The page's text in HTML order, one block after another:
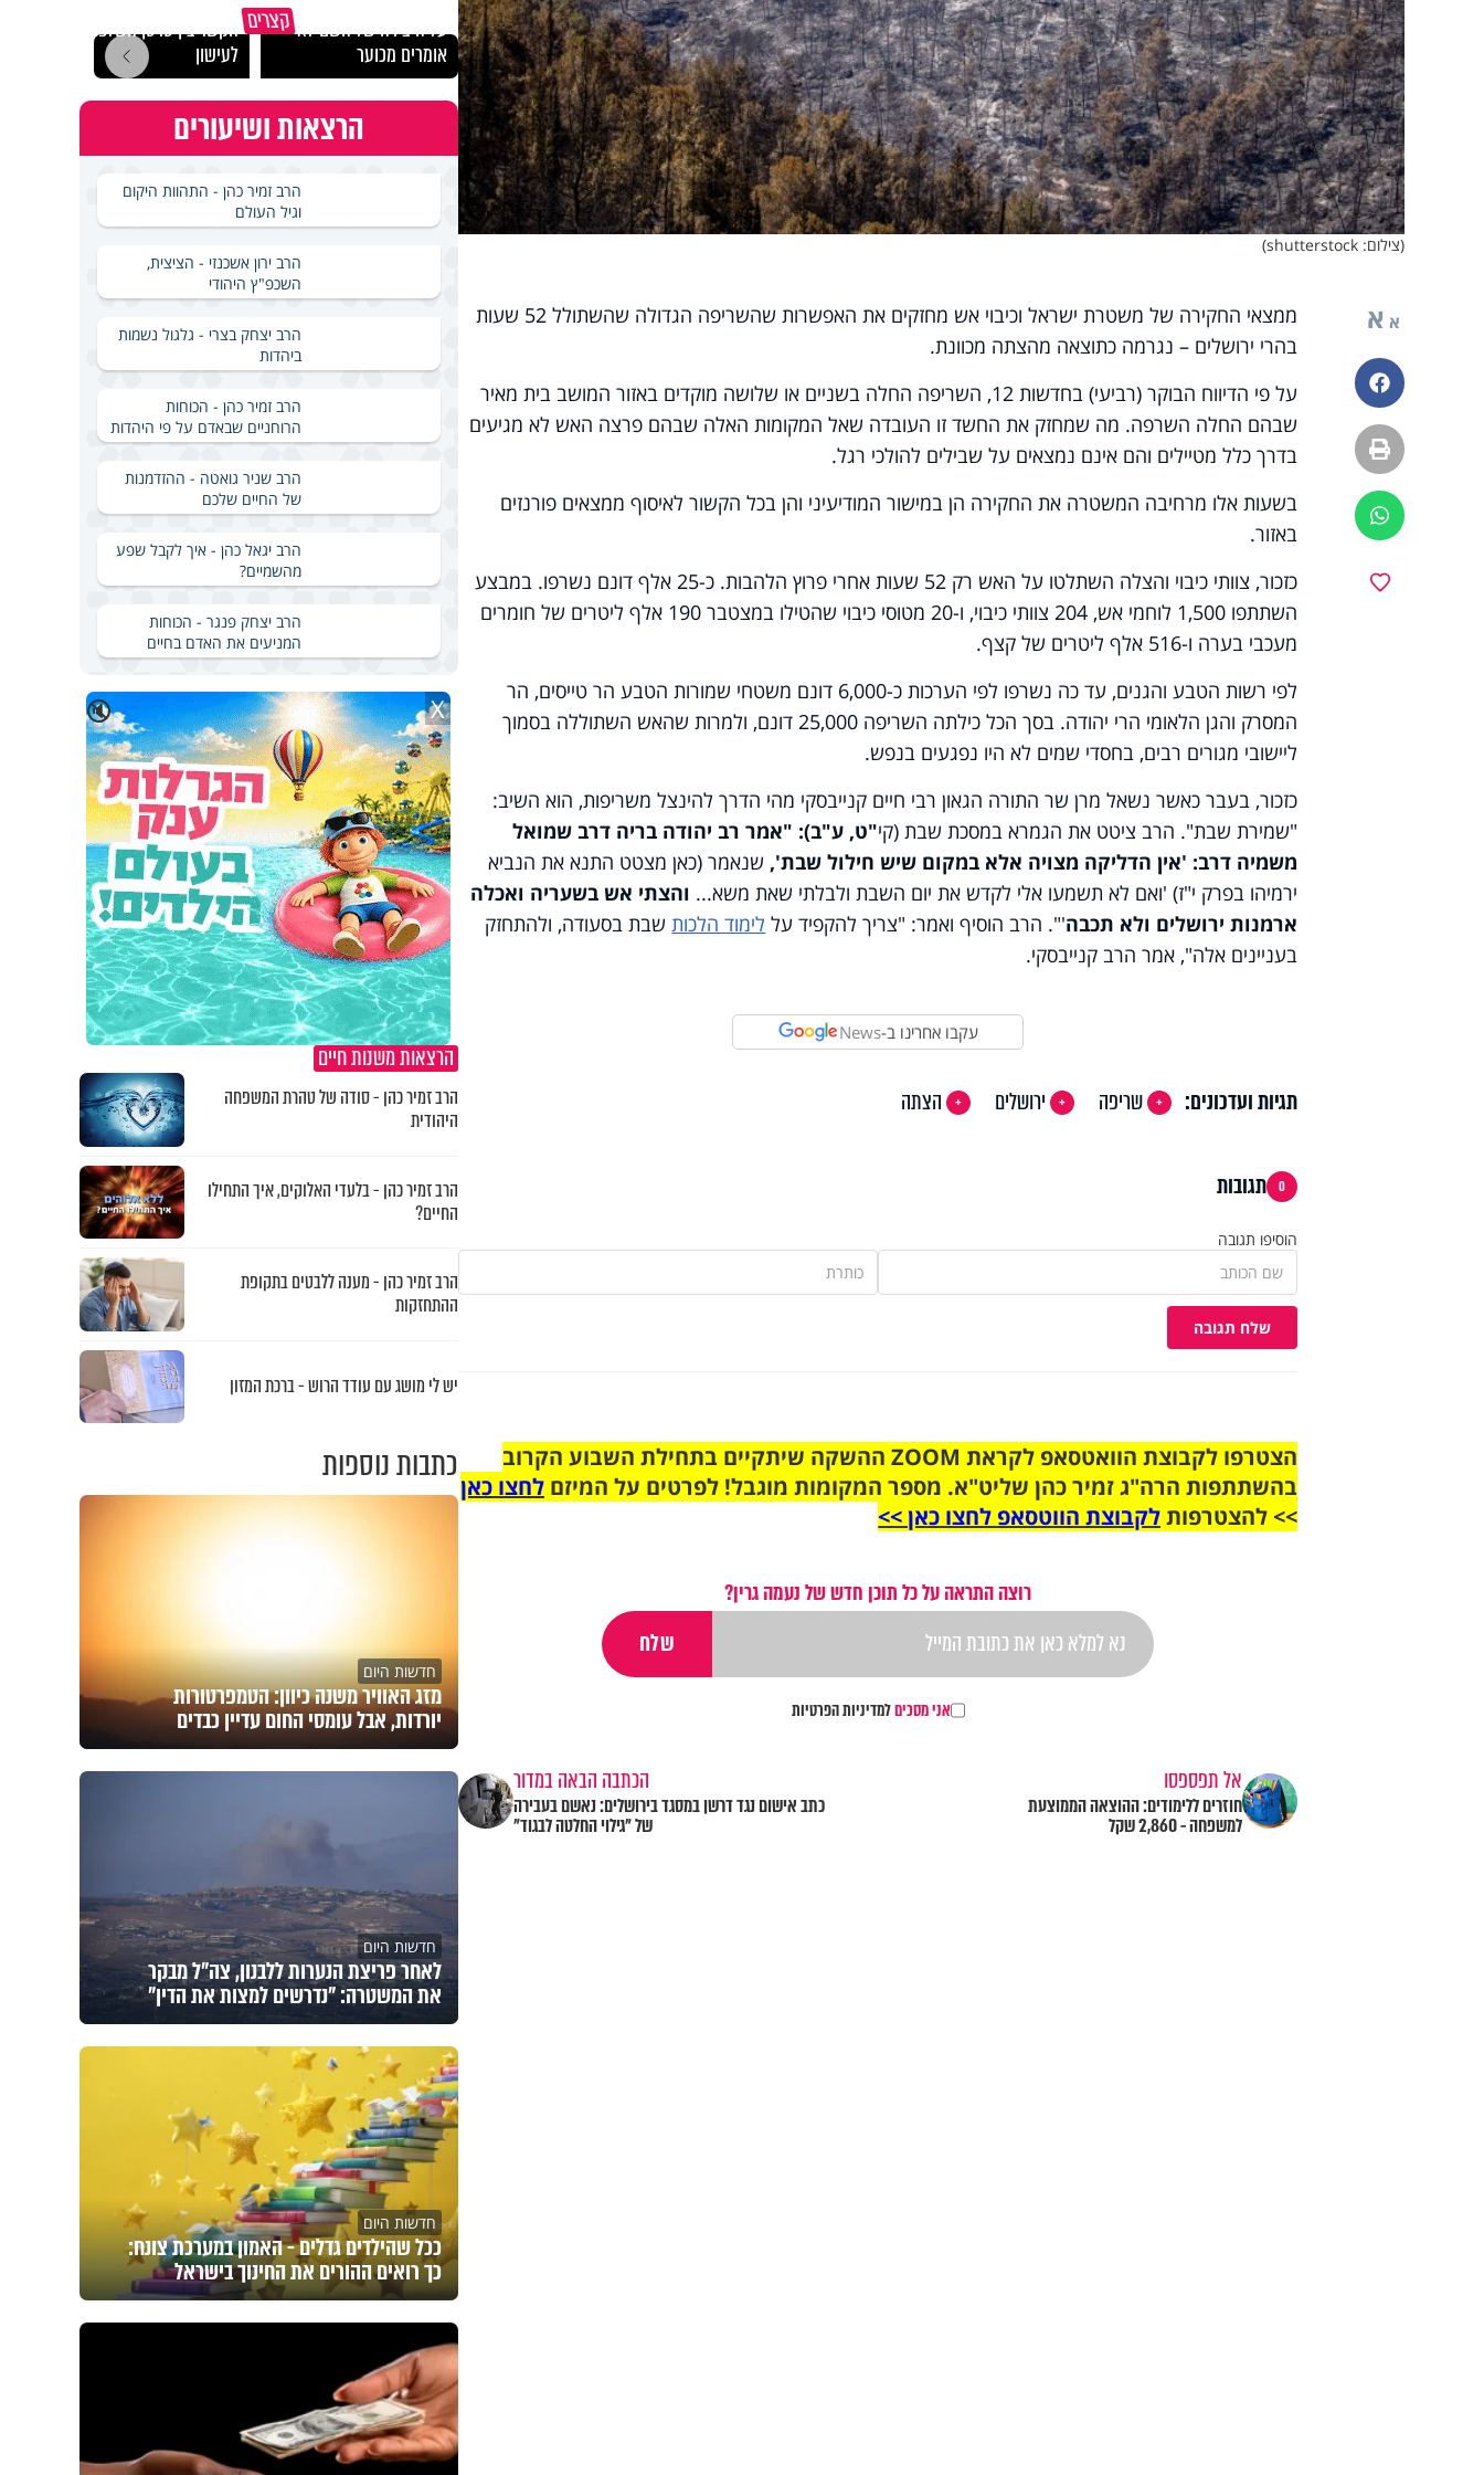
(צילום: shutterstock)
א א
פייסבוק
הדפסה
ווטסאפ
ממצאי החקירה של משטרת ישראל וכיבוי אש מחזקים את האפשרות שהשריפה הגדולה שהשתולל 52 שעות
בהרי ירושלים – נגרמה כתוצאה מהצתה מכוונת.
על פי הדיווח הבוקר (רביעי) בחדשות 12, השריפה החלה בשניים או שלושה מוקדים באזור המושב בית מאיר
שבהם החלה השרפה. מה שמחזק את החשד זו העובדה שאל המקומות האלה שבהם פרצה האש לא מגיעים
בדרך כלל מטיילים והם אינם נמצאים על שבילים להולכי רגל.
בשעות אלו מרחיבה המשטרה את החקירה הן במישור המודיעיני והן בכל הקשור לאיסוף ממצאים פורנזים
באזור.
כזכור, צוותי כיבוי והצלה השתלטו על האש רק 52 שעות אחרי פרוץ הלהבות. כ-25 אלף דונם נשרפו. במבצע
השתתפו 1,500 לוחמי אש, 204 צוותי כיבוי, ו-20 מטוסי כיבוי שהטילו במצטבר 190 אלף ליטרים של חומרים
מעכבי בערה ו-516 אלף ליטרים של קצף.
לפי רשות הטבע והגנים, עד כה נשרפו לפי הערכות כ-6,000 דונם משטחי שמורות הטבע הר טייסים, הר
המסרק והגן הלאומי הרי יהודה. בסך הכל כילתה השריפה 25,000 דונם, ולמרות שהאש השתוללה בסמוך
ליישובי מגורים רבים, בחסדי שמים לא היו נפגעים בנפש.
כזכור, בעבר כאשר נשאל מרן שר התורה הגאון רבי חיים קנייבסקי מהי הדרך להינצל משריפות, הוא השיב:
"שמירת שבת". הרב ציטט את הגמרא במסכת שבת (קי"ט, ע"ב): "אמר רב יהודה בריה דרב שמואל
משמיה דרב: 'אין הדליקה מצויה אלא במקום שיש חילול שבת', שנאמר (כאן מצטט התנא את הנביא
ירמיהו בפרק י"ז) 'ואם לא תשמעו אלי לקדש את יום השבת ולבלתי שאת משא... והצתי אש בשעריה ואכלה
ארמנות ירושלים ולא תכבה'". הרב הוסיף ואמר: "צריך להקפיד על לימוד הלכותשבת בסעודה, ולהתחזק
בעניינים אלה", אמר הרב קנייבסקי.
עקבו אחרינו ב-News
תגיות ועדכונים: שריפה ירושלים הצתה
0 תגובות
הוסיפו תגובה
שלח תגובה
הצטרפו לקבוצת הוואטסאפ לקראת ZOOM ההשקה שיתקיים בתחילת השבוע הקרוב
בהשתתפות הרה"ג זמיר כהן שליט"א. מספר המקומות מוגבל! לפרטים על המיזם לחצו כאן
>> להצטרפותלקבוצת הווטסאפ לחצו כאן >>
רוצה התראה על כל תוכן חדש של נעמה גרין?
אני מסכיםלמדיניות הפרטיות
אל תפספסו
חוזרים ללימודים: ההוצאה הממוצעת
למשפחה - 2,860 שקל
הכתבה הבאה במדור
כתב אישום נגד דרשן במסגד בירושלים: נאשם בעבירה
של "גילוי החלטה לבגוד"
קצריםעל היצירה של השם לא
אומרים מכוער
הקשר בין סרטן השלפוחית
לעישון
הרצאות ושיעורים
הרב זמיר כהן - התהוות היקום
וגיל העולם
הרב ירון אשכנזי - הציצית,
השכפ"ץ היהודי
הרב יצחק בצרי - גלגול נשמות
ביהדות
הרב זמיר כהן - הכוחות
הרוחניים שבאדם על פי היהדות
הרב שניר גואטה - ההזדמנות
של החיים שלכם
הרב יגאל כהן - איך לקבל שפע
מהשמיים?
הרב יצחק פנגר - הכוחות
המניעים את האדם בחיים
🔇 X
הרצאות משנות חיים
הרב זמיר כהן - סודה של טהרת המשפחה
היהודית
הרב זמיר כהן - בלעדי האלוקים, איך התחילו
החיים?
הרב זמיר כהן - מענה ללבטים בתקופת
ההתחזקות
יש לי מושג עם עודד הרוש - ברכת המזון
כתבות נוספות
חדשות היום
מזג האוויר משנה כיוון: הטמפרטורות
יורדות, אבל עומסי החום עדיין כבדים
חדשות היום
לאחר פריצת הנערות ללבנון, צה״ל מבקר
את המשטרה: "נדרשים למצות את הדין"
חדשות היום
ככל שהילדים גדלים - האמון במערכת צונח:
כך רואים ההורים את החינוך בישראל